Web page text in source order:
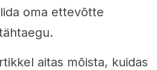
oma ettevõtte
aitas mõista, kuidas